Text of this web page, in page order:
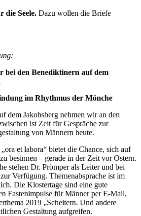
die Seele. Dazu wollen die Briefe
bei den Benediktinern auf dem
im Rhythmus der Mönche
dem Jakobsberg nehmen wir an den
ist Zeit für Gespräche zur
von Männern heute.
et labora“ bietet die Chance, sich auf
besinnen – gerade in der Zeit vor Ostern.
stehen Dr. Prömper als Leiter und bei
Verfügung. Themenabsprache ist im
Die Klostertage sind eine gute
Fastenimpulse für Männer per E-Mail,
2019 „Scheitern. Und andere
Gestaltung aufgreifen.